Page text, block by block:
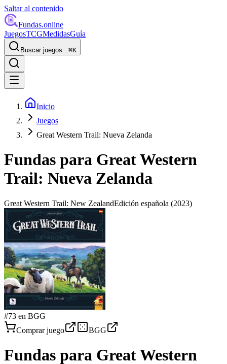
Saltar al contenido
Fundas.online
JuegosTCGMedidasGuía
Buscar juegos...⌘K
Inicio
Juegos
Great Western Trail: Nueva Zelanda
Fundas para Great Western
Trail: Nueva Zelanda
Great Western Trail: New ZealandEdición española (2023)
#73 en BGG
Comprar juego
BGG
Fundas para Great Western